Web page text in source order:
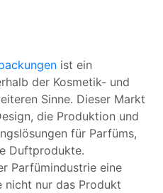
ist ein
der Kosmetik- und
Sinne. Dieser Markt
die Produktion und
für Parfüms,
Duftprodukte.
Parfümindustrie eine
nicht nur das Produkt